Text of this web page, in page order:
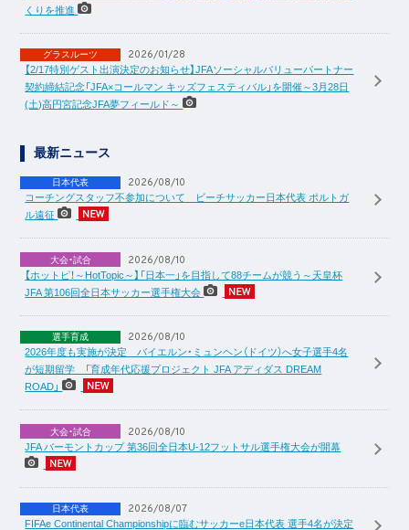
くりを推進
グラスルーツ 2026/01/28
【2/17特別ゲスト出演決定のお知らせ】JFAソーシャルバリューパートナー
契約締結記念「JFA×コールマン キッズフェスティバル」を開催～3月28日
(土)高円宮記念JFA夢フィールド～
最新ニュース
日本代表 2026/08/10
コーチングスタッフ不参加について ビーチサッカー日本代表 ポルトガ
ル遠征
大会・試合 2026/08/10
【ホットピ！～HotTopic～】「日本一」を目指して88チームが競う～天皇杯
JFA 第106回全日本サッカー選手権大会
選手育成 2026/08/10
2026年度も実施が決定 バイエルン・ミュンヘン（ドイツ）へ女子選手4名
が短期留学 「育成年代応援プロジェクト JFA アディダス DREAM
ROAD」
大会・試合 2026/08/10
JFA バーモントカップ 第36回全日本U-12フットサル選手権大会が開幕
日本代表 2026/08/07
FIFAe Continental Championshipに臨むサッカーe日本代表 選手4名が決定